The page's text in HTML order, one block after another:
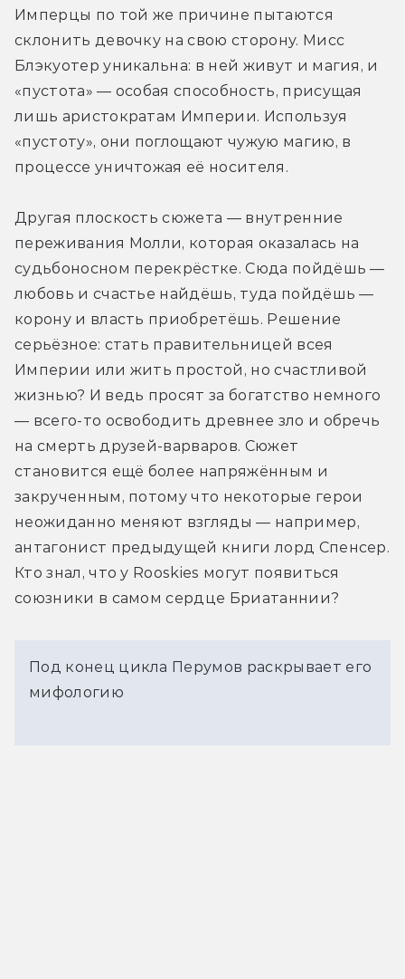
Имперцы по той же причине пытаются
склонить девочку на свою сторону. Мисс
Блэкуотер уникальна: в ней живут и магия, и
«пустота» — особая способность, присущая
лишь аристократам Империи. Используя
«пустоту», они поглощают чужую магию, в
процессе уничтожая её носителя.
Другая плоскость сюжета — внутренние
переживания Молли, которая оказалась на
судьбоносном перекрёстке. Сюда пойдёшь —
любовь и счастье найдёшь, туда пойдёшь —
корону и власть приобретёшь. Решение
серьёзное: стать правительницей всея
Империи или жить простой, но счастливой
жизнью? И ведь просят за богатство немного
— всего-то освободить древнее зло и обречь
на смерть друзей-варваров. Сюжет
становится ещё более напряжённым и
закрученным, потому что некоторые герои
неожиданно меняют взгляды — например,
антагонист предыдущей книги лорд Спенсер.
Кто знал, что у Rooskies могут появиться
союзники в самом сердце Бриатаннии?
Под конец цикла Перумов раскрывает его
мифологию